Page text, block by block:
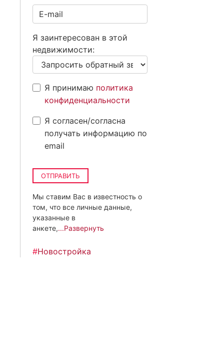
Я заинтересован в этой
недвижимости:
Я принимаю политика
конфиденциальности
Я согласен/согласна
получать информацию по
email
ОТПРАВИТЬ
Мы ставим Вас в известность о
том, что все личные данные,
указанные в
анкете,...Развернуть
#Новостройка